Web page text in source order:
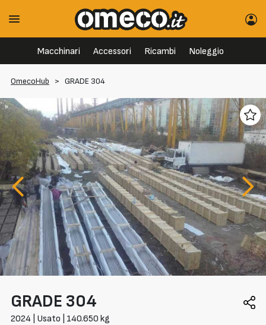
Macchinari Accessori Ricambi Noleggio
OmecoHub > GRADE 304
GRADE 304
2024 | Usato | 140.650 kg